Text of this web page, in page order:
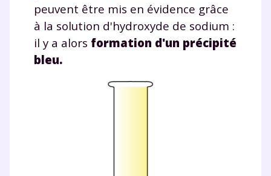
peuvent être mis en évidence grâce
à la solution d'hydroxyde de sodium :
il y a alors formation d'un précipité
bleu.